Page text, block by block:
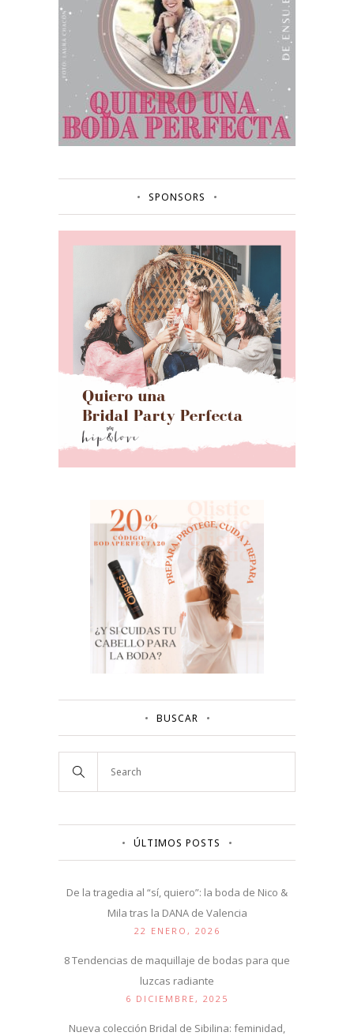
SPONSORS
BUSCAR
ÚLTIMOS POSTS
De la tragedia al “sí, quiero”: la boda de Nico &
Mila tras la DANA de Valencia
22 ENERO, 2026
8 Tendencias de maquillaje de bodas para que
luzcas radiante
6 DICIEMBRE, 2025
Nueva colección Bridal de Sibilina: feminidad,